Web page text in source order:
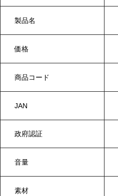
製品名
価格
商品コード
JAN
政府認証
音量
素材